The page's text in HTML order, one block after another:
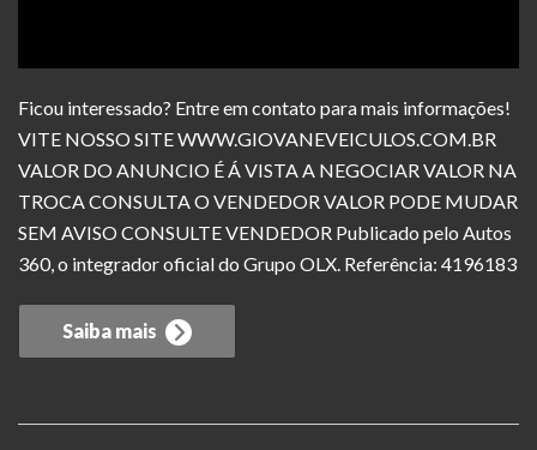
Ficou interessado? Entre em contato para mais informações!
VITE NOSSO SITE WWW.GIOVANEVEICULOS.COM.BR
VALOR DO ANUNCIO É Á VISTA A NEGOCIAR VALOR NA
TROCA CONSULTA O VENDEDOR VALOR PODE MUDAR
SEM AVISO CONSULTE VENDEDOR Publicado pelo Autos
360, o integrador oficial do Grupo OLX. Referência: 4196183
Saiba mais